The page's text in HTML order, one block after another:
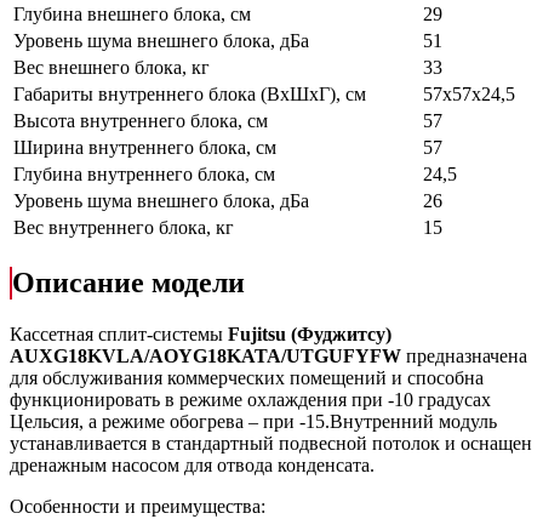
Глубина внешнего блока, см
29
Уровень шума внешнего блока, дБа
51
Вес внешнего блока, кг
33
Габариты внутреннего блока (ВхШхГ), см
57х57х24,5
Высота внутреннего блока, см
57
Ширина внутреннего блока, см
57
Глубина внутреннего блока, см
24,5
Уровень шума внешнего блока, дБа
26
Вес внутреннего блока, кг
15
Описание модели
Кассетная сплит-системы Fujitsu (Фуджитсу)
AUXG18KVLA/AOYG18KATA/UTGUFYFW предназначена
для обслуживания коммерческих помещений и способна
функционировать в режиме охлаждения при -10 градусах
Цельсия, а режиме обогрева – при -15.Внутренний модуль
устанавливается в стандартный подвесной потолок и оснащен
дренажным насосом для отвода конденсата.
Особенности и преимущества: